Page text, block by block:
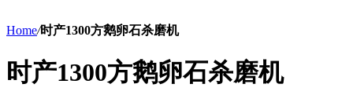
Home/时产1300方鹅卵石杀磨机
时产1300方鹅卵石杀磨机